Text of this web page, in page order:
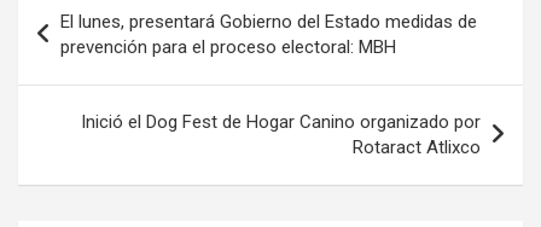
de
entradas
El lunes, presentará Gobierno del Estado medidas de
prevención para el proceso electoral: MBH
Inició el Dog Fest de Hogar Canino organizado por
Rotaract Atlixco